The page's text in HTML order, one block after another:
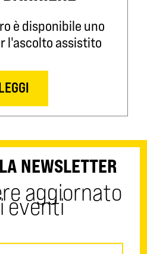
è disponibile uno
l'ascolto assistito
NEWSLETTER
aggiornato
eventi